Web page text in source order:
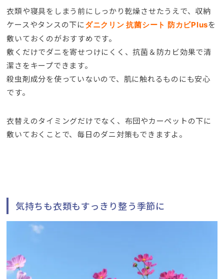
衣類や寝具をしまう前にしっかり乾燥させたうえで、収納
ケースやタンスの下にダニクリン 抗菌シート 防カビPlusを
敷いておくのがおすすめです。
敷くだけでダニを寄せつけにくく、抗菌＆防カビ効果で清
潔さをキープできます。
殺虫剤成分を使っていないので、肌に触れるものにも安心
です。
衣替えのタイミングだけでなく、布団やカーペットの下に
敷いておくことで、毎日のダニ対策もできますよ。
気持ちも衣類もすっきり整う季節に